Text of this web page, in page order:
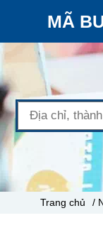
MÃ
Trang chủ /